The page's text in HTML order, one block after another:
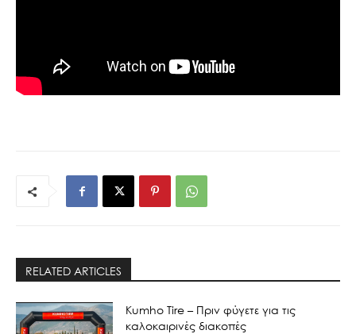
RELATED ARTICLES
Kumho Tire – Πριν φύγετε για τις
καλοκαιρινές διακοπές